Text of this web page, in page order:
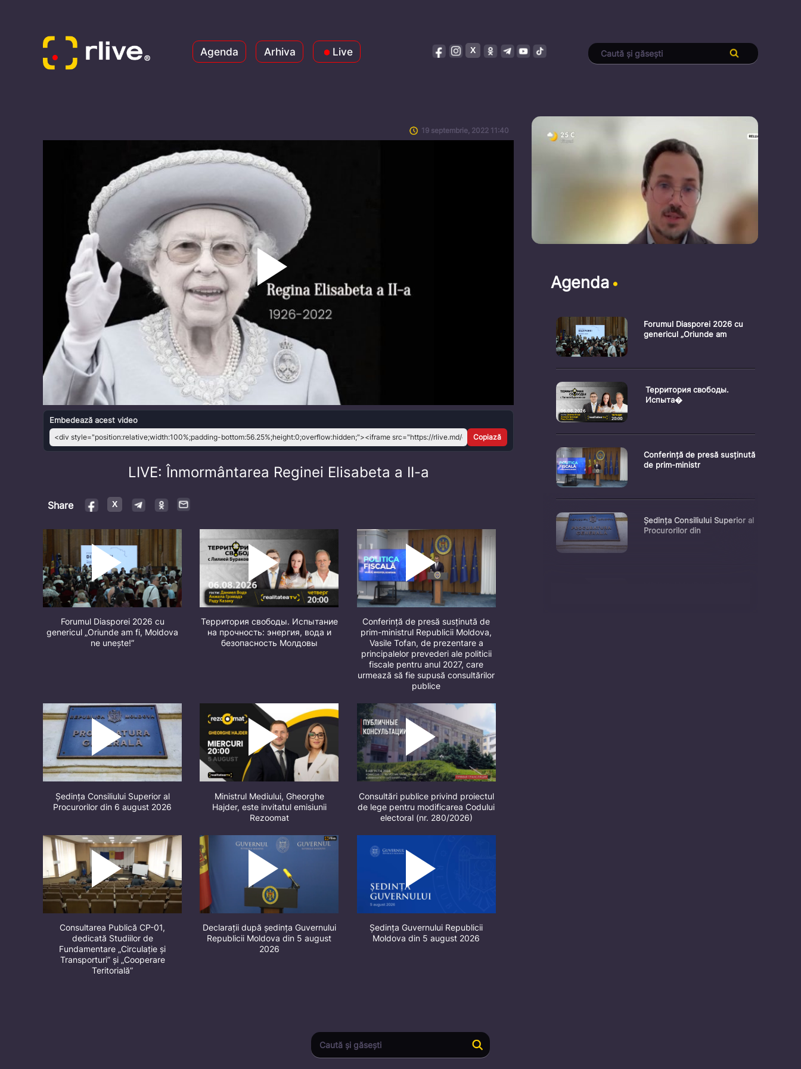
Agenda Arhiva Live
19 septembrie, 2022 11:40
Play
Video
Embedează acest video
Copiază
LIVE: Înmormântarea Reginei Elisabeta a II-a
Share
Forumul Diasporei 2026 cu
genericul „Oriunde am fi, Moldova
ne unește!”
Территория свободы. Испытание
на прочность: энергия, вода и
безопасность Молдовы
Conferință de presă susținută de
prim-ministrul Republicii Moldova,
Vasile Tofan, de prezentare a
principalelor prevederi ale politicii
fiscale pentru anul 2027, care
urmează să fie supusă consultărilor
publice
Ședința Consiliului Superior al
Procurorilor din 6 august 2026
Ministrul Mediului, Gheorghe
Hajder, este invitatul emisiunii
Rezoomat
Consultări publice privind proiectul
de lege pentru modificarea Codului
electoral (nr. 280/2026)
Consultarea Publică CP-01,
dedicată Studiilor de
Fundamentare „Circulație și
Transporturi” și „Cooperare
Teritorială”
Declarații după ședința Guvernului
Republicii Moldova din 5 august
2026
Ședința Guvernului Republicii
Moldova din 5 august 2026
Agenda
Forumul Diasporei 2026 cu
genericul „Oriunde am
Территория свободы.
Испыта�
Conferință de presă susținută
de prim-ministr
Ședința Consiliului Superior al
Procurorilor din